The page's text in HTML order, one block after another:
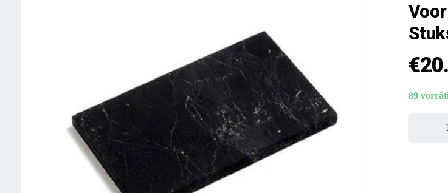
€
89